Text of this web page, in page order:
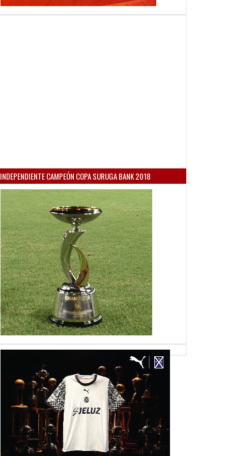
INDEPENDIENTE CAMPEÓN COPA SURUGA BANK 2018